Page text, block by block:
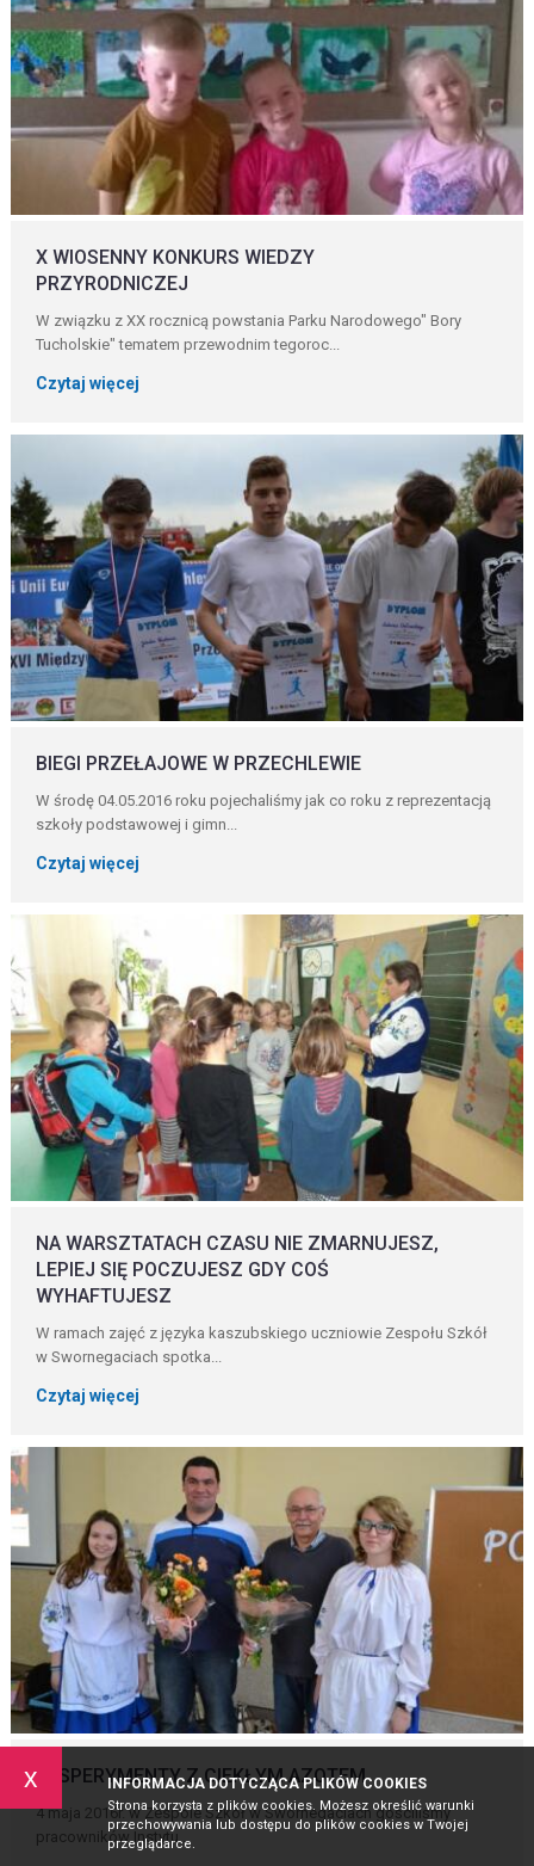
x INFORMACJA DOTYCZĄCA PLIKÓW COOKIES
Strona korzysta z plików cookies. Możesz określić warunki
przechowywania lub dostępu do plików cookies w Twojej
przeglądarce.
X WIOSENNY KONKURS WIEDZY
PRZYRODNICZEJ
W związku z XX rocznicą powstania Parku Narodowego" Bory
Tucholskie" tematem przewodnim tegoroc...
Czytaj więcej
BIEGI PRZEŁAJOWE W PRZECHLEWIE
W środę 04.05.2016 roku pojechaliśmy jak co roku z reprezentacją
szkoły podstawowej i gimn...
Czytaj więcej
NA WARSZTATACH CZASU NIE ZMARNUJESZ,
LEPIEJ SIĘ POCZUJESZ GDY COŚ
WYHAFTUJESZ
W ramach zajęć z języka kaszubskiego uczniowie Zespołu Szkół
w Swornegaciach spotka...
Czytaj więcej
EKSPERYMENTY Z CIEKŁYM AZOTEM
4 maja 2016r. w Zespole Szkół w Swornegaciach gościliśmy
pracowników Instytu...